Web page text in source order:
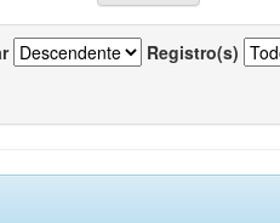
Registro(s)